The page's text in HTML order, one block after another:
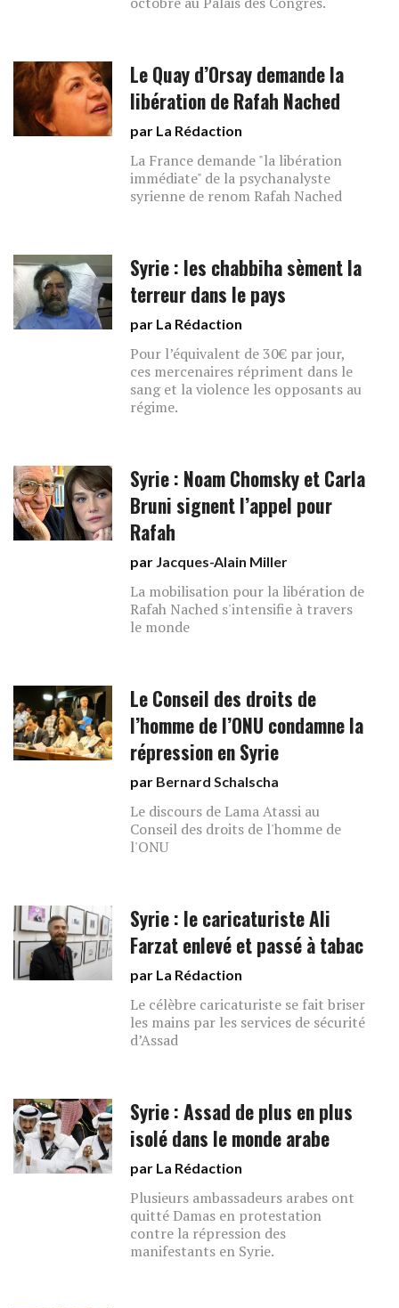
Le Quay d’Orsay demande la
libération de Rafah Nached
par La Rédaction
La France demande "la libération
immédiate" de la psychanalyste
syrienne de renom Rafah Nached
Syrie : les chabbiha sèment la
terreur dans le pays
par La Rédaction
Pour l’équivalent de 30€ par jour,
ces mercenaires répriment dans le
sang et la violence les opposants au
régime.
Syrie : Noam Chomsky et Carla
Bruni signent l’appel pour
Rafah
par Jacques-Alain Miller
La mobilisation pour la libération de
Rafah Nached s'intensifie à travers
le monde
Le Conseil des droits de
l’homme de l’ONU condamne la
répression en Syrie
par Bernard Schalscha
Le discours de Lama Atassi au
Conseil des droits de l'homme de
l'ONU
Syrie : le caricaturiste Ali
Farzat enlevé et passé à tabac
par La Rédaction
Le célèbre caricaturiste se fait briser
les mains par les services de sécurité
d’Assad
Syrie : Assad de plus en plus
isolé dans le monde arabe
par La Rédaction
Plusieurs ambassadeurs arabes ont
quitté Damas en protestation
contre la répression des
manifestants en Syrie.